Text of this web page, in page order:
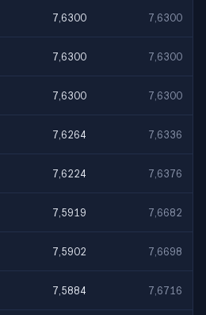
7,6300 7,6300
7,6300 7,6300
7,6300 7,6300
7,6264 7,6336
7,6224 7,6376
7,5919 7,6682
7,5902 7,6698
7,5884 7,6716